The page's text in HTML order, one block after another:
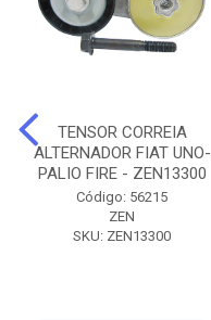
TENSOR CORREIA
ALTERNADOR FIAT UNO-
PALIO FIRE - ZEN13300
Código: 56215
ZEN
SKU: ZEN13300